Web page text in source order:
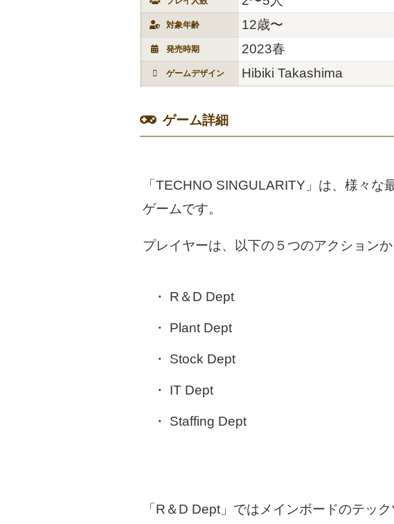
対象年齢 12歳〜
発売時期 2023春
ゲームデザイン Hibiki Takashima
ゲーム詳細
「TECHNO SINGULARITY」は、様々
ゲームです。
プレイヤーは、以下の５つのアクション
R＆D Dept
Plant Dept
Stock Dept
IT Dept
Staffing Dept
「R＆D Dept」ではメインボードのテッ